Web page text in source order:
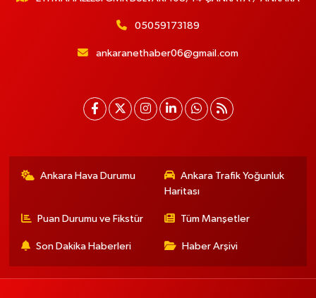
05059173189
ankaranethaber06@gmail.com
Ankara Hava Durumu
Ankara Trafik Yoğunluk
Haritası
Puan Durumu ve Fikstür Tüm Manşetler
Son Dakika Haberleri Haber Arşivi